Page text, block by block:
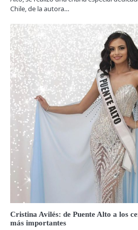
Chile, de la autora…
Cristina Avilés: de Puente Alto a los
más importantes